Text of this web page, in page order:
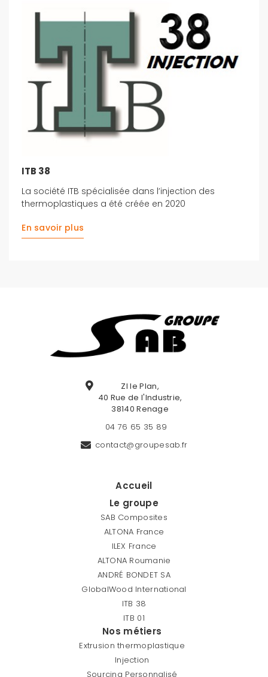
ITB 38
La société ITB spécialisée dans l’injection des
thermoplastiques a été créée en 2020
En savoir plus
ZI le Plan,
40 Rue de l'Industrie,
38140 Renage
04 76 65 35 89
contact@groupesab.fr
Accueil
Le groupe
SAB Composites
ALTONA France
ILEX France
ALTONA Roumanie
ANDRÉ BONDET SA
GlobalWood International
ITB 38
ITB 01
Nos métiers
Extrusion thermoplastique
Injection
Sourcing Personnalisé